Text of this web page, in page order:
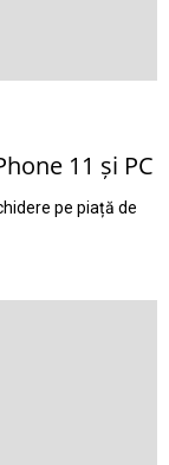
11 și PC
pe piață de